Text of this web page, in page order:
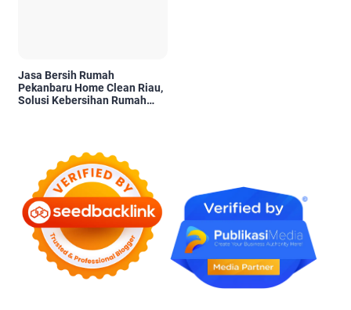
Jasa Bersih Rumah
Pekanbaru Home Clean Riau,
Solusi Kebersihan Rumah